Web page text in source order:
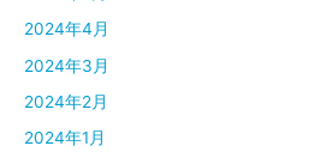
2024年4月
2024年3月
2024年2月
2024年1月